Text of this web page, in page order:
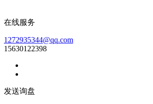
在线服务
1272935344@qq.com
15630122398
发送询盘